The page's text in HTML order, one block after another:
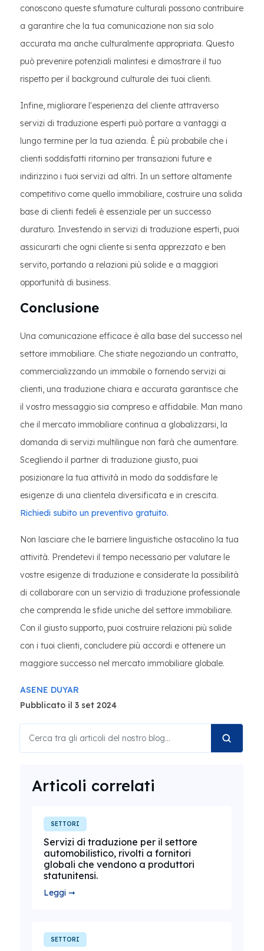
conoscono queste sfumature culturali possono contribuire
a garantire che la tua comunicazione non sia solo
accurata ma anche culturalmente appropriata. Questo
può prevenire potenziali malintesi e dimostrare il tuo
rispetto per il background culturale dei tuoi clienti.
Infine, migliorare l'esperienza del cliente attraverso
servizi di traduzione esperti può portare a vantaggi a
lungo termine per la tua azienda. È più probabile che i
clienti soddisfatti ritornino per transazioni future e
indirizzino i tuoi servizi ad altri. In un settore altamente
competitivo come quello immobiliare, costruire una solida
base di clienti fedeli è essenziale per un successo
duraturo. Investendo in servizi di traduzione esperti, puoi
assicurarti che ogni cliente si senta apprezzato e ben
servito, portando a relazioni più solide e a maggiori
opportunità di business.
Conclusione
Una comunicazione efficace è alla base del successo nel
settore immobiliare. Che stiate negoziando un contratto,
commercializzando un immobile o fornendo servizi ai
clienti, una traduzione chiara e accurata garantisce che
il vostro messaggio sia compreso e affidabile. Man mano
che il mercato immobiliare continua a globalizzarsi, la
domanda di servizi multilingue non farà che aumentare.
Scegliendo il partner di traduzione giusto, puoi
posizionare la tua attività in modo da soddisfare le
esigenze di una clientela diversificata e in crescita.
Richiedi subito un preventivo gratuito.
Non lasciare che le barriere linguistiche ostacolino la tua
attività. Prendetevi il tempo necessario per valutare le
vostre esigenze di traduzione e considerate la possibilità
di collaborare con un servizio di traduzione professionale
che comprenda le sfide uniche del settore immobiliare.
Con il giusto supporto, puoi costruire relazioni più solide
con i tuoi clienti, concludere più accordi e ottenere un
maggiore successo nel mercato immobiliare globale.
ASENE DUYAR
Pubblicato il 3 set 2024
Articoli correlati
SETTORI
Servizi di traduzione per il settore
automobilistico, rivolti a fornitori
globali che vendono a produttori
statunitensi.
Leggi ➞
SETTORI